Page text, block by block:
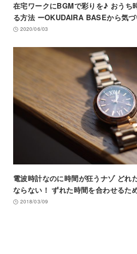
在宅ワークにBGMで彩りを♪ おうち
る方法 ーOKUDAIRA BASEから気づ
2020/06/03
電波時計なのに時間が狂うナゾ どれ
ならない！ ずれた時間を合わせるた
2018/03/09